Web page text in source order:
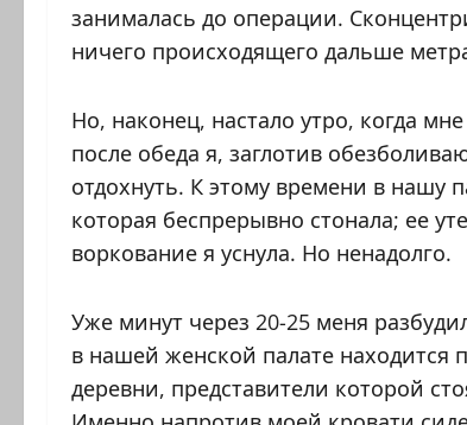
занималась до операции.
ничего происходящего дальше
Но, наконец, настало утро, когда
после обеда я, заглотив
отдохнуть. К этому времени в
которая беспрерывно стонала; ее
воркование я уснула. Но ненадолго.
Уже минут через 20-25 меня
в нашей женской палате
деревни, представители которой